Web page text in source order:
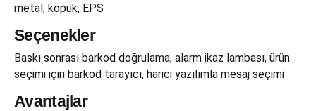
metal, köpük, EPS
Seçenekler
Baskı sonrası barkod doğrulama, alarm ikaz lambası, ürün
seçimi için barkod tarayıcı, harici yazılımla mesaj seçimi
Avantajlar